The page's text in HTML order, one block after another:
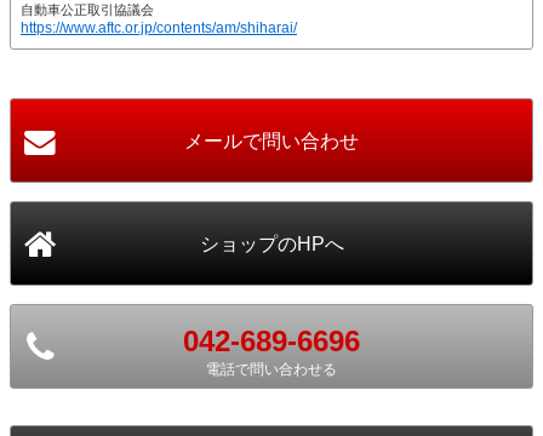
自動車公正取引協議会
https://www.aftc.or.jp/contents/am/shiharai/
042-689-6696
電話で問い合わせる